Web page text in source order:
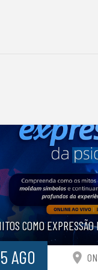
COMO
AGO location_on